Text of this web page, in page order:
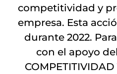
competitividad y
empresa. Esta
durante 2022.
con el apoyo